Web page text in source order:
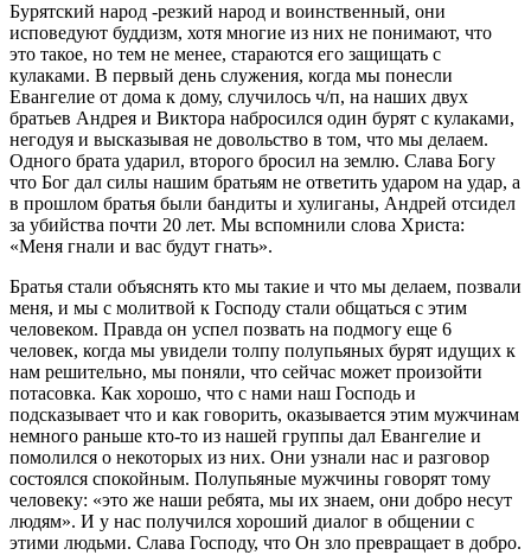
Бурятский народ -резкий народ и воинственный, они
исповедуют буддизм, хотя многие из них не понимают, что
это такое, но тем не менее, стараются его защищать с
кулаками. В первый день служения, когда мы понесли
Евангелие от дома к дому, случилось ч/п, на наших двух
братьев Андрея и Виктора набросился один бурят с кулаками,
негодуя и высказывая не довольство в том, что мы делаем.
Одного брата ударил, второго бросил на землю. Слава Богу
что Бог дал силы нашим братьям не ответить ударом на удар, а
в прошлом братья были бандиты и хулиганы, Андрей отсидел
за убийства почти 20 лет. Мы вспомнили слова Христа:
«Меня гнали и вас будут гнать».
Братья стали объяснять кто мы такие и что мы делаем, позвали
меня, и мы с молитвой к Господу стали общаться с этим
человеком. Правда он успел позвать на подмогу еще 6
человек, когда мы увидели толпу полупьяных бурят идущих к
нам решительно, мы поняли, что сейчас может произойти
потасовка. Как хорошо, что с нами наш Господь и
подсказывает что и как говорить, оказывается этим мужчинам
немного раньше кто-то из нашей группы дал Евангелие и
помолился о некоторых из них. Они узнали нас и разговор
состоялся спокойным. Полупьяные мужчины говорят тому
человеку: «это же наши ребята, мы их знаем, они добро несут
людям». И у нас получился хороший диалог в общении с
этими людьми. Слава Господу, что Он зло превращает в добро.